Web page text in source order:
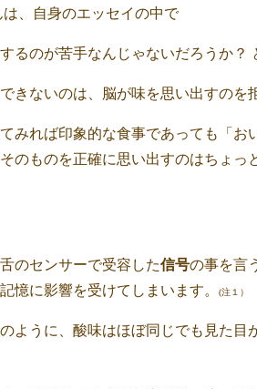
、自身のエッセイの中で
るのが苦手なんじゃないだろうか？
きないのは、脳が味を思い出すのを
みれば印象的な食事であっても「お
のものを正確に思い出すのはちょっ
のセンサーで受容した信号の事を言
憶に影響を受けてしまいます。
(注１）
ように、酸味はほぼ同じでも見た目